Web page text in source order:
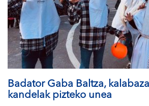
Badator Gaba Baltza,
kandelak pizteko unea